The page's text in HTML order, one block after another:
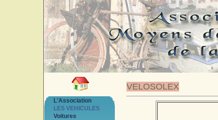
VELOSOLEX
L'Association
LES VEHICULES
Voitures